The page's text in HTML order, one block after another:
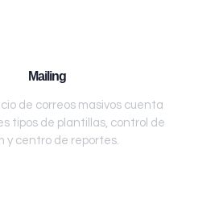
Mailing
de correos masivos cuenta
tipos de plantillas, control de
y centro de reportes.